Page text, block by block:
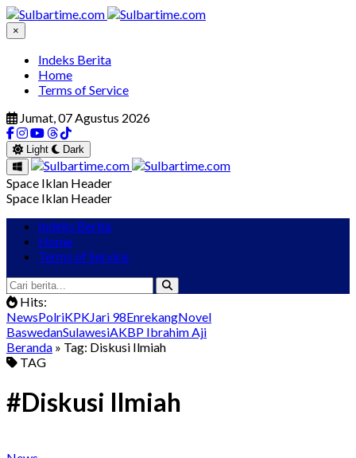
×
Indeks Berita
Home
Terms of Service
Jumat, 07 Agustus 2026
Light Dark
Space Iklan Header
Space Iklan Header
Indeks Berita
Home
Terms of Service
Hits:
NewsPolriKPKJari 98EnrekangNovel
BaswedanSulawesiAKBP Ibrahim Aji
Beranda » Tag: Diskusi Ilmiah
TAG
#Diskusi Ilmiah